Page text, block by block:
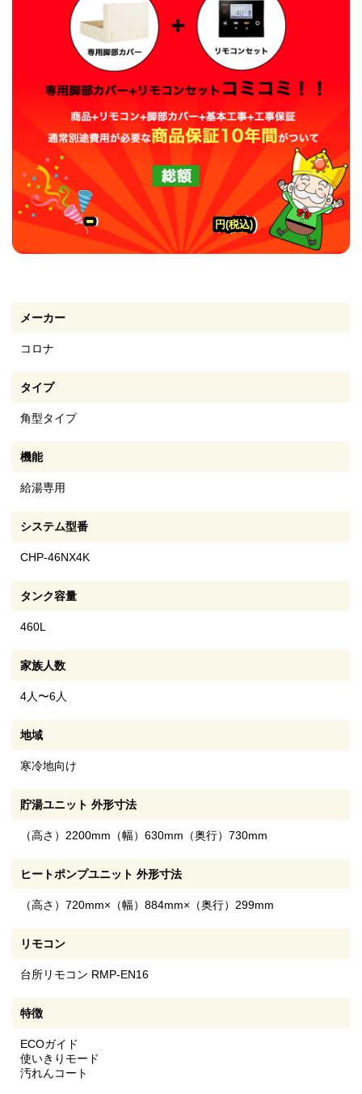
-
-
- 円(税込)
円(税込)
円(税込)
メーカー
コロナ
タイプ
角型タイプ
機能
給湯専用
システム型番
CHP-46NX4K
タンク容量
460L
家族人数
4人〜6人
地域
寒冷地向け
貯湯ユニット 外形寸法
（高さ）2200mm（幅）630mm（奥行）730mm
ヒートポンプユニット 外形寸法
（高さ）720mm×（幅）884mm×（奥行）299mm
リモコン
台所リモコン RMP-EN16
特徴
ECOガイド
使いきりモード
汚れんコート